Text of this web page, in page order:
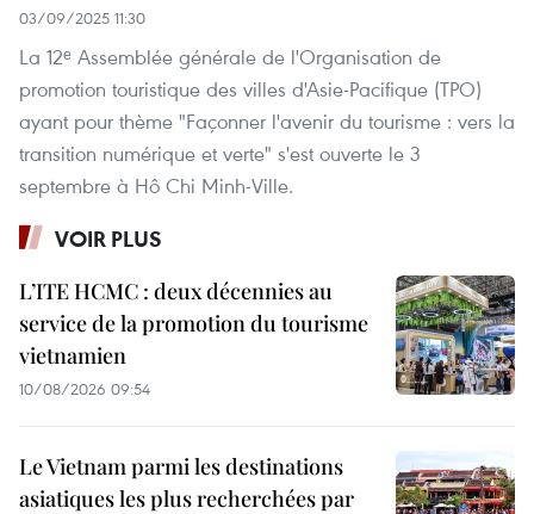
03/09/2025 11:30
La 12ᵉ Assemblée générale de l'Organisation de
promotion touristique des villes d'Asie-Pacifique (TPO)
ayant pour thème "Façonner l'avenir du tourisme : vers la
transition numérique et verte" s'est ouverte le 3
septembre à Hô Chi Minh-Ville.
VOIR PLUS
L’ITE HCMC : deux décennies au
service de la promotion du tourisme
vietnamien
10/08/2026 09:54
Le Vietnam parmi les destinations
asiatiques les plus recherchées par